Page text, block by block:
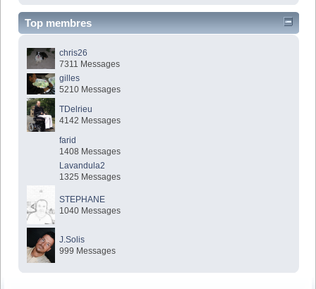
Top membres
chris26
7311 Messages
gilles
5210 Messages
TDelrieu
4142 Messages
farid
1408 Messages
Lavandula2
1325 Messages
STEPHANE
1040 Messages
J.Solis
999 Messages